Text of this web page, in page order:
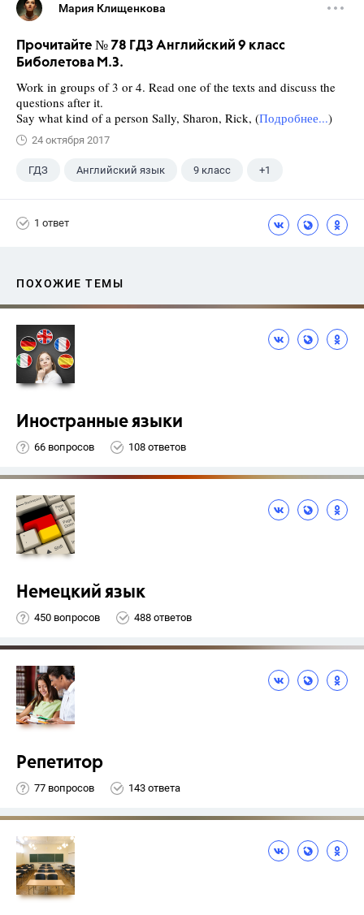
Мария Клищенкова
Прочитайте № 78 ГДЗ Английский 9 класс
Биболетова М.З.
Work in groups of 3 or 4. Read one of the texts and discuss the
questions after it.
Say what kind of a person Sally, Sharon, Rick, (Подробнее...)
24 октября 2017
ГДЗ Английский язык 9 класс +1
1 ответ
ПОХОЖИЕ ТЕМЫ
Иностранные языки
66 вопросов 108 ответов
Немецкий язык
450 вопросов 488 ответов
Репетитор
77 вопросов 143 ответа